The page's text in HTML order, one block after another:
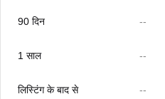
90 दिन --
1 साल --
लिस्टिंग के बाद से --